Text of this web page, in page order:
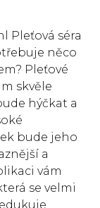
Pleťová séra
něco
Pleťové
skvěle
hýčkat a
bude jeho
a
vám
se velmi